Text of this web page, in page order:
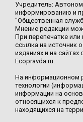
Учредитель:
информированию и
"Общественная
Мнение редакции
При перепечатке или
ссылка на источник
изданиях и на
Ecopravda.ru.
На информационном
технологии
информации на
относящихся к
находящихся на